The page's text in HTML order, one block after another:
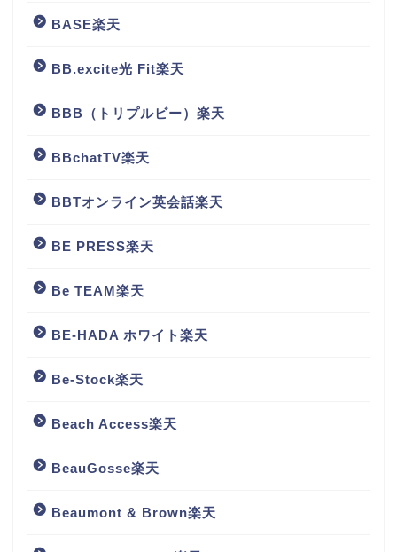
BASE楽天
BB.excite光 Fit楽天
BBB（トリプルビー）楽天
BBchatTV楽天
BBTオンライン英会話楽天
BE PRESS楽天
Be TEAM楽天
BE-HADA ホワイト楽天
Be-Stock楽天
Beach Access楽天
BeauGosse楽天
Beaumont & Brown楽天